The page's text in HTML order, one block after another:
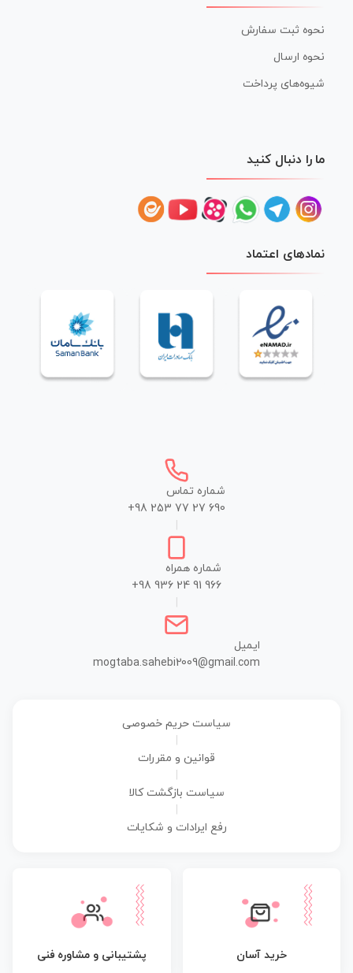
نحوه ثبت سفارش
نحوه ارسال
شیوه‌های پرداخت
ما را دنبال کنید
نمادهای اعتماد
شماره تماس
+98 253 77 27 690
شماره همراه
+98 936 24 91 966
ایمیل
mogtaba.sahebi2009@gmail.com
سیاست حریم خصوصی
قوانین و مقررات
سیاست بازگشت کالا
رفع ایرادات و شکایات
خرید آسان پشتیبانی و مشاوره فنی